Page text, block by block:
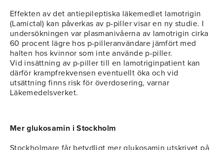
Effekten av det antiepileptiska läkemedlet lamotrigin
(Lamictal) kan påverkas av p-piller visar en ny studie. I
undersökningen var plasmanivåerna av lamotrigin cirka
60 procent lägre hos p-pilleranvändare jämfört med
halten hos kvinnor som inte använde p-piller.
Vid insättning av p-piller till en lamotriginpatient kan
därför krampfrekvensen eventuellt öka och vid
utsättning finns risk för överdosering, varnar
Läkemedelsverket.
Mer glukosamin i Stockholm